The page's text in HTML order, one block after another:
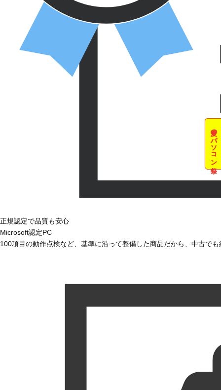
夏のパソコン祭
正規認定で品質も安心
Microsoft認定PC
100項目の動作点検など、基準に沿って整備した商品だから、中古で